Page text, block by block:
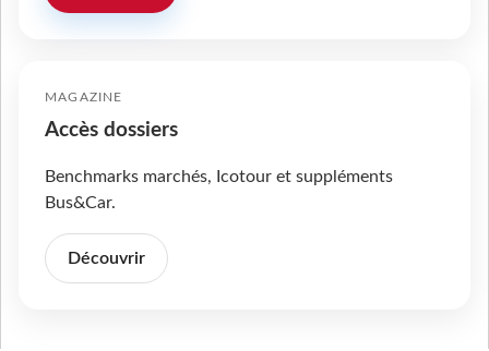
MAGAZINE
Accès dossiers
Benchmarks marchés, Icotour et suppléments
Bus&Car.
Découvrir